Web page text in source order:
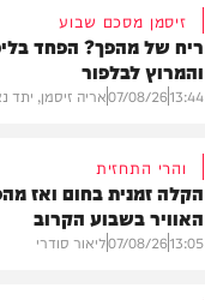
זיסמן מסכם שבוע
ריח של מהפך? הפחד
והמרוץ לבלפור
13:44
07/08/26אריה זיסמן, יתד
והרי התחזית
הקלה זמנית בחום ואז
האוויר בשבוע הקרוב
13:05
07/08/26ליאור סודרי